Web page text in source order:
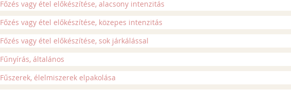
Főzés vagy étel előkészítése, alacsony intenzitás
Főzés vagy étel előkészítése, közepes intenzitás
Főzés vagy étel előkészítése, sok járkálással
Fűnyírás, általános
Fűszerek, élelmiszerek elpakolása